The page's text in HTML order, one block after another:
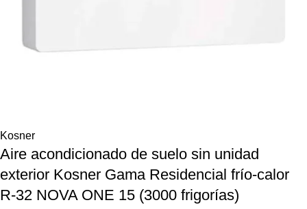
Kosner
Aire acondicionado de suelo sin unidad
exterior Kosner Gama Residencial frío-calor
R-32 NOVA ONE 15 (3000 frigorías)